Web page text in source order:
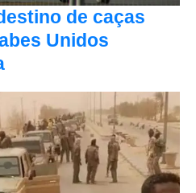
de caças
Unidos